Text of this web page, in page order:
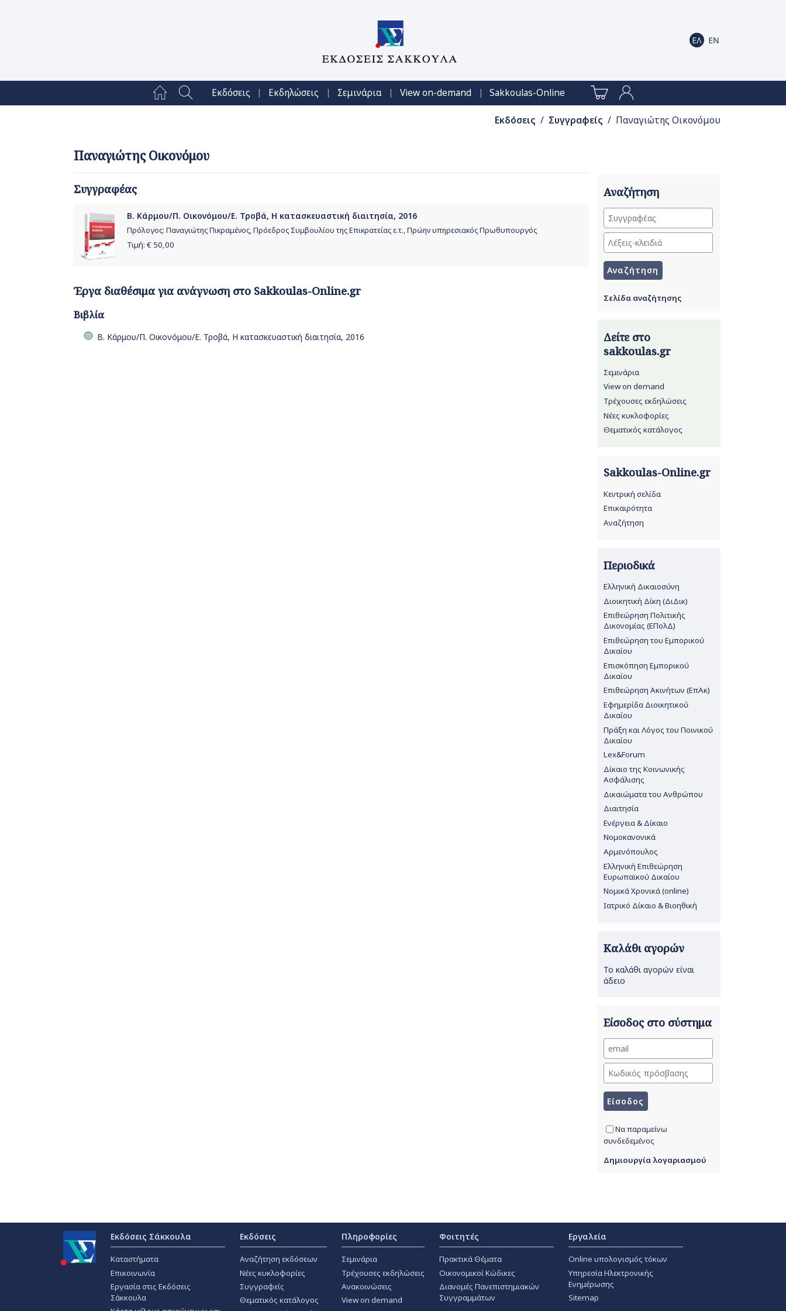
Εκδόσεις | Εκδηλώσεις | Σεμινάρια | View on-demand | Sakkoulas-Online
Εκδόσεις / Συγγραφείς / Παναγιώτης Οικονόμου
Παναγιώτης Οικονόμου
Συγγραφέας
Β. Κάρμου/Π. Οικονόμου/Ε. Τροβά, Η κατασκευαστική διαιτησία, 2016
Πρόλογος: Παναγιώτης Πικραμένος, Πρόεδρος Συμβουλίου της Επικρατείας ε.τ., Πρώην υπηρεσιακός Πρωθυπουργός
Τιμή: € 50,00
Έργα διαθέσιμα για ανάγνωση στο Sakkoulas-Online.gr
Βιβλία
Β. Κάρμου/Π. Οικονόμου/Ε. Τροβά, Η κατασκευαστική διαιτησία, 2016
Αναζήτηση
Σελίδα αναζήτησης
Δείτε στο
sakkoulas.gr
Σεμινάρια
View on demand
Τρέχουσες εκδηλώσεις
Νέες κυκλοφορίες
Θεματικός κατάλογος
Sakkoulas-Online.gr
Κεντρική σελίδα
Επικαιρότητα
Αναζήτηση
Περιοδικά
Ελληνική Δικαιοσύνη
Διοικητική Δίκη (ΔιΔικ)
Επιθεώρηση Πολιτικής
Δικονομίας (ΕΠολΔ)
Επιθεώρηση του Εμπορικού
Δικαίου
Επισκόπηση Εμπορικού
Δικαίου
Επιθεώρηση Ακινήτων (ΕπΑκ)
Εφημερίδα Διοικητικού
Δικαίου
Πράξη και Λόγος του Ποινικού
Δικαίου
Lex&Forum
Δίκαιο της Κοινωνικής
Ασφάλισης
Δικαιώματα του Ανθρώπου
Διαιτησία
Ενέργεια & Δίκαιο
Νομοκανονικά
Αρμενόπουλος
Ελληνική Επιθεώρηση
Ευρωπαϊκού Δικαίου
Νομικά Χρονικά (online)
Ιατρικό Δίκαιο & Βιοηθική
Καλάθι αγορών
Το καλάθι αγορών είναι
άδειο
Είσοδος στο σύστημα
Να παραμείνω
συνδεδεμένος
Δημιουργία λογαριασμού
Εκδόσεις Σάκκουλα
Καταστήματα
Επικοινωνία
Εργασία στις Εκδόσεις
Σάκκουλα
Εκδόσεις
Αναζήτηση εκδόσεων
Νέες κυκλοφορίες
Συγγραφείς
Θεματικός κατάλογος
Πληροφορίες
Σεμινάρια
Τρέχουσες εκδηλώσεις
Ανακοινώσεις
View on demand
Φοιτητές
Πρακτικά Θέματα
Οικονομικοί Κώδικες
Διανομές Πανεπιστημιακών
Συγγραμμάτων
Εργαλεία
Online υπολογισμός τόκων
Υπηρεσία Ηλεκτρονικής
Ενημέρωσης
Sitemap